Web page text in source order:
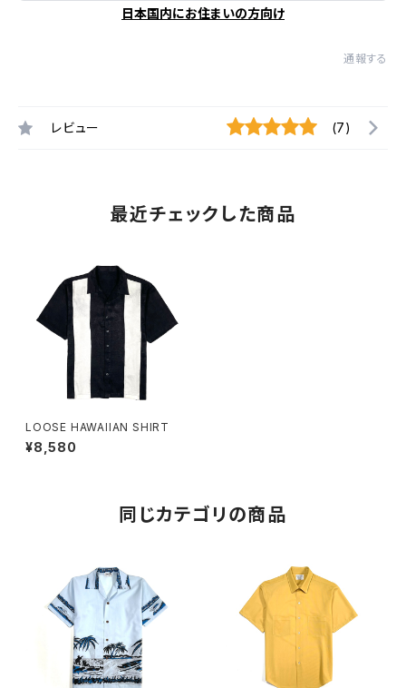
日本国内にお住まいの方向け
通報する
レビュー (7)
最近チェックした商品
LOOSE HAWAIIAN SHIRT
¥8,580
同じカテゴリの商品